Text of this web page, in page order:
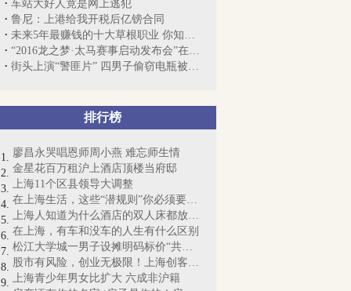
车站大好人竟是网上逃犯
鲁尼：上港给我开税后亿镑合同
未来5年最赚钱的十大草根职业 你知道吗？
“2016龙之梦·太马赛事启动发布会”在沪举办
街头上演“警匪片” 四男子偷窃电瓶被抓现行
排行榜
廖昌永哭唱恩师周小燕 难忘师生情
金星花百万租沪上酒店顶楼当府邸
上海11个区县领导大调整
在上海生活，这些“潜规则”你必须要懂！
上海人知道为什么酒店的双人床都放4个枕...
在上海，有车和没车的人生有什么区别
松江大学城一男子设摊明码标价“共享女友...
股市有风险，创业无极限！上海创客梦想起航
上海青少年男女比扩大 六成非沪籍